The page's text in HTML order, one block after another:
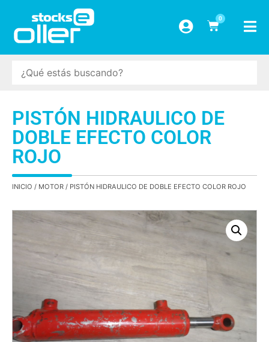
0
PISTÓN HIDRAULICO DE
DOBLE EFECTO COLOR
ROJO
INICIO / MOTOR / PISTÓN HIDRAULICO DE DOBLE EFECTO COLOR ROJO